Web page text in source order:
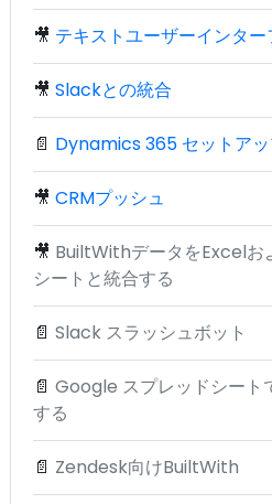
🎥 テキストユーザーインター
🎥 Slackとの統合
📄 Dynamics 365 セットアッ
🎥 CRMプッシュ
🎥 BuiltWithデータをExcelお
シートと統合する
📄 Slack スラッシュボット
📄 Google スプレッドシート
する
📄 Zendesk向けBuiltWith